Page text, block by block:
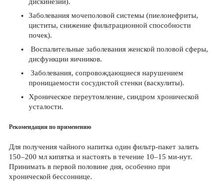
Заболевания мочеполовой системы (пиелонефриты,
циститы, снижение фильтрационной способности
почек).
Воспалительные заболевания женской половой сферы,
дисфункции яичников.
Заболевания, сопровождающиеся нарушением
проницаемости сосудистой стенки (васкулиты).
Хроническое переутомление, синдром хронической
усталости.
Рекомендации по применению
Для получения чайного напитка один фильтр-пакет залить
150–200 мл кипятка и настоять в течение 10–15 ми-нут.
Принимать в первой половине дня, особенно при
хронической бессоннице.